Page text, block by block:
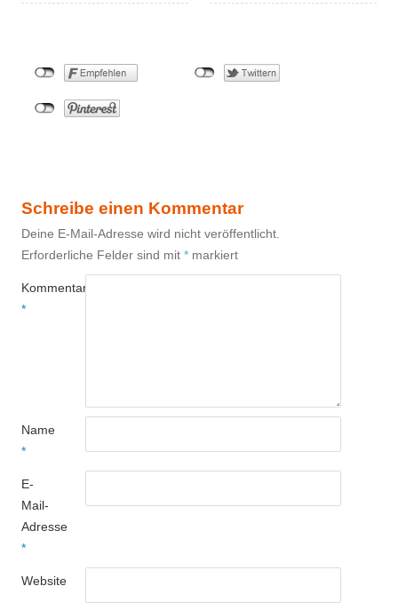
Schreibe einen Kommentar
Deine E-Mail-Adresse wird nicht veröffentlicht.
Erforderliche Felder sind mit * markiert
Kommentar
*
Name
*
E-
Mail-
Adresse
*
Website